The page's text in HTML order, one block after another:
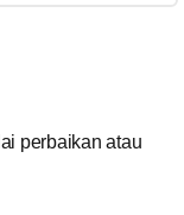
perbaikan atau